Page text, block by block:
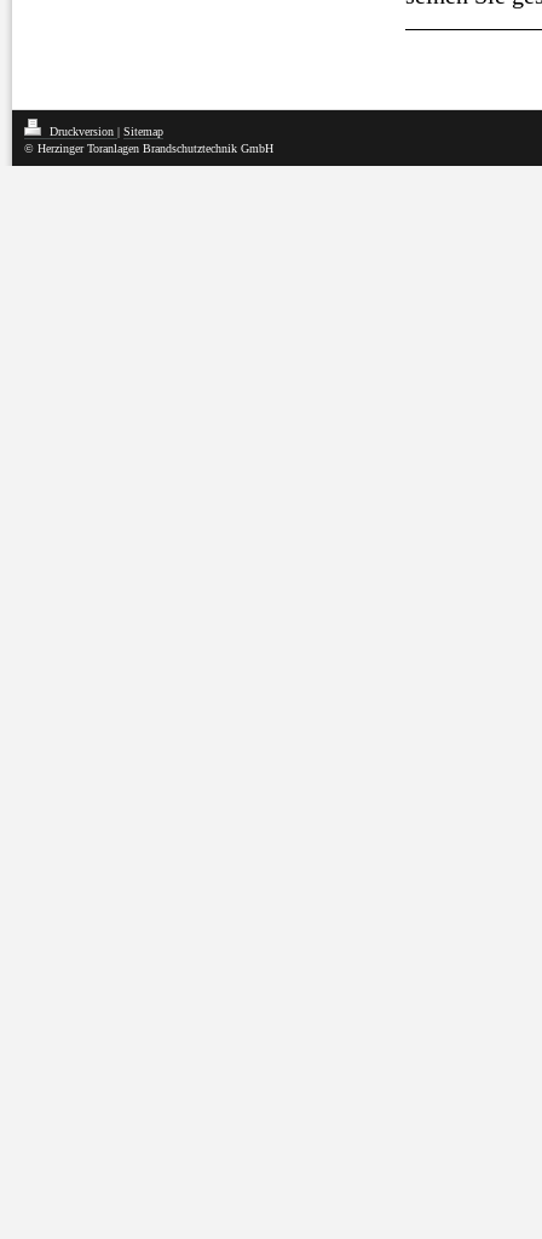
Druckversion | Sitemap
© Herzinger Toranlagen Brandschutztechnik GmbH